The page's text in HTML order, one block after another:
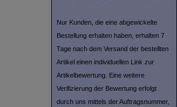
Nur Kunden, die eine abgewickelte
Bestellung erhalten haben, erhalten 7
Tage nach dem Versand der bestellten
Artikel einen individuellen Link zur
Artikelbewertung. Eine weitere
Verifizierung der Bewertung erfolgt
durch uns mittels der Auftragsnummer,